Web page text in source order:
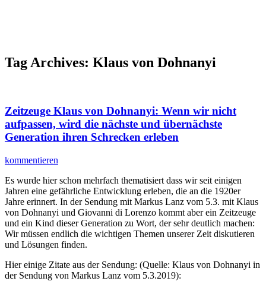
Tag Archives: Klaus von Dohnanyi
Zeitzeuge Klaus von Dohnanyi: Wenn wir nicht
aufpassen, wird die nächste und übernächste
Generation ihren Schrecken erleben
kommentieren
Es wurde hier schon mehrfach thematisiert dass wir seit einigen
Jahren eine gefährliche Entwicklung erleben, die an die 1920er
Jahre erinnert. In der Sendung mit Markus Lanz vom 5.3. mit Klaus
von Dohnanyi und Giovanni di Lorenzo kommt aber ein Zeitzeuge
und ein Kind dieser Generation zu Wort, der sehr deutlich machen:
Wir müssen endlich die wichtigen Themen unserer Zeit diskutieren
und Lösungen finden.
Hier einige Zitate aus der Sendung: (Quelle: Klaus von Dohnanyi in
der Sendung von Markus Lanz vom 5.3.2019):